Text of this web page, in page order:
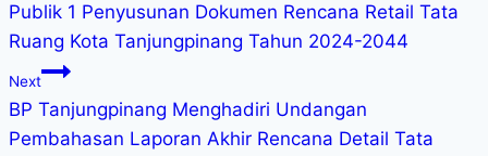
Publik 1 Penyusunan Dokumen Rencana Retail Tata
Ruang Kota Tanjungpinang Tahun 2024-2044
Next
BP Tanjungpinang Menghadiri Undangan
Pembahasan Laporan Akhir Rencana Detail Tata